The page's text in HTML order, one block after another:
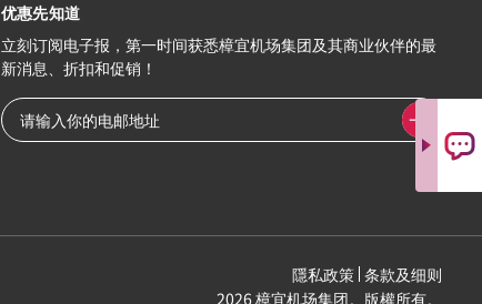
优惠先知道
立刻订阅电子报，第一时间获悉樟宜机场集团及其商业伙伴的最
新消息、折扣和促销！
隱私政策 条款及细则
2026 樟宜机场集团。版權所有。